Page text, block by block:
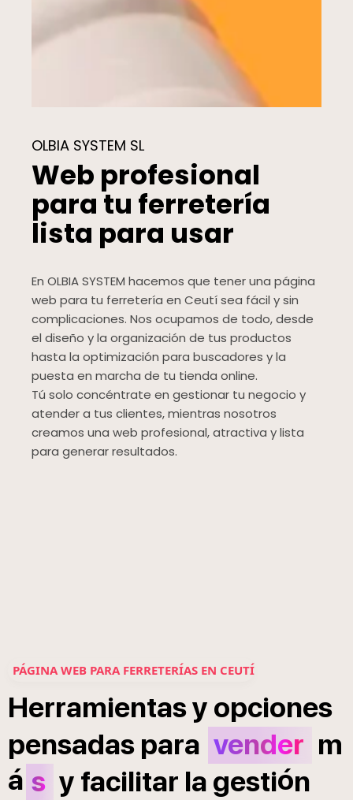
OLBIA SYSTEM SL
Web profesional
para tu ferretería
lista para usar
En OLBIA SYSTEM hacemos que tener una página
web para tu ferretería en Ceutí sea fácil y sin
complicaciones. Nos ocupamos de todo, desde
el diseño y la organización de tus productos
hasta la optimización para buscadores y la
puesta en marcha de tu tienda online.
Tú solo concéntrate en gestionar tu negocio y
atender a tus clientes, mientras nosotros
creamos una web profesional, atractiva y lista
para generar resultados.
PÁGINA WEB PARA FERRETERÍAS EN CEUTÍ
Herramientasy opciones
pensadas para vender m
á s y facilitar la gestión